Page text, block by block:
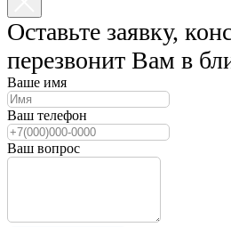
Оставьте заявку,
перезвонит Вам в
Ваше имя
Ваш телефон
Ваш вопрос